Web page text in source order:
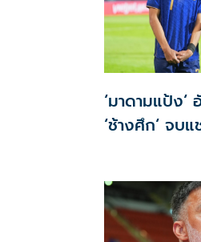
‘มาดามแป้ง
‘ช้างศึก‘ จบ